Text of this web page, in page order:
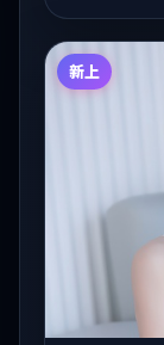
新上